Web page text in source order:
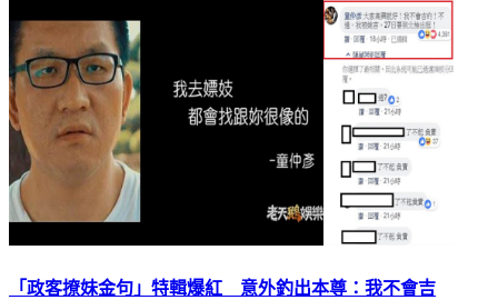
「政客撩妹金句」特輯爆紅 意外釣出本尊：我不會吉